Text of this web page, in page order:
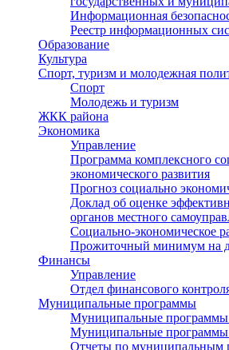
Информационная
Реестр информационных
Образование
Культура
Спорт, туризм и молодежная
Спорт
Молодежь и туризм
ЖКК района
Экономика
Управление
Программа комплексного
экономического развития
Прогноз социально
Доклад об оценке
органов местного
Социально-экономическое
Прожиточный минимум на
Финансы
Управление
Отдел финансового
Муниципальные программы
Муниципальные программы
Муниципальные программы
Отчеты по муниципальным